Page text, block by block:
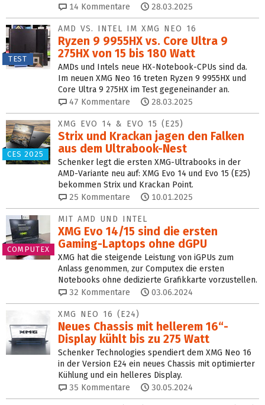
14 Kommentare 28.03.2025
TEST
AMD VS. INTEL IM XMG NEO 16
Ryzen 9 9955HX vs. Core Ultra 9
275HX von 15 bis 180 Watt
AMDs und Intels neue HX-Notebook-CPUs sind da.
Im neuen XMG Neo 16 treten Ryzen 9 9955HX und
Core Ultra 9 275HX im Test gegeneinander an.
47 Kommentare 28.03.2025
CES 2025
XMG EVO 14 & EVO 15 (E25)
Strix und Krackan jagen den Falken
aus dem Ultrabook-Nest
Schenker legt die ersten XMG-Ultrabooks in der
AMD-Variante neu auf: XMG Evo 14 und Evo 15 (E25)
bekommen Strix und Krackan Point.
25 Kommentare 10.01.2025
COMPUTEX
MIT AMD UND INTEL
XMG Evo 14/15 sind die ersten
Gaming-Laptops ohne dGPU
XMG hat die steigende Leistung von iGPUs zum
Anlass genommen, zur Computex die ersten
Notebooks ohne dedizierte Grafikkarte vorzustellen.
32 Kommentare 03.06.2024
XMG NEO 16 (E24)
Neues Chassis mit hellerem 16“-
Display kühlt bis zu 275 Watt
Schenker Technologies spendiert dem XMG Neo 16
in der Version E24 ein neues Chassis mit optimierter
Kühlung und ein helleres Display.
35 Kommentare 30.05.2024